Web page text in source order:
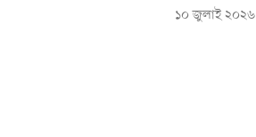
১০ জুলাই ২০২৬